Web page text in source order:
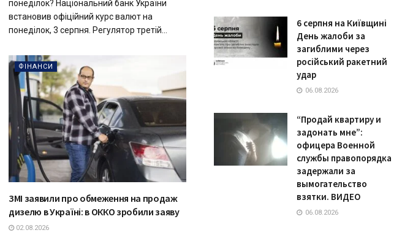
понеділок? Національний банк України
встановив офіційний курс валют на
понеділок, 3 серпня. Регулятор третій...
ФІНАНСИ
ЗМІ заявили про обмеження на продаж
дизелю в Україні: в ОККО зробили заяву
02.08.2026
6 серпня на Київщині
День жалоби за
загиблими через
російський ракетний
удар
06.08.2026
“Продай квартиру и
задонать мне”:
офицера Военной
службы правопорядка
задержали за
вымогательство
взятки. ВИДЕО
06.08.2026